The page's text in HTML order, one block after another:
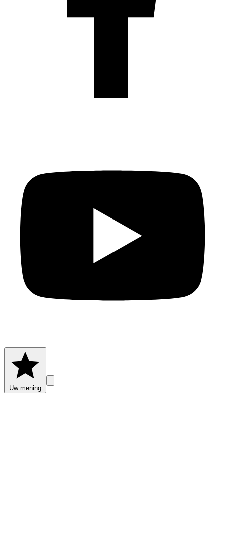
Uw mening